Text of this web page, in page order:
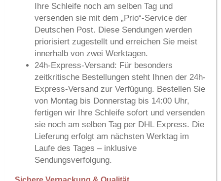
Ihre Schleife noch am selben Tag und
versenden sie mit dem „Prio“-Service der
Deutschen Post. Diese Sendungen werden
priorisiert zugestellt und erreichen Sie meist
innerhalb von zwei Werktagen.
24h-Express-Versand: Für besonders
zeitkritische Bestellungen steht Ihnen der 24h-
Express-Versand zur Verfügung. Bestellen Sie
von Montag bis Donnerstag bis 14:00 Uhr,
fertigen wir Ihre Schleife sofort und versenden
sie noch am selben Tag per DHL Express. Die
Lieferung erfolgt am nächsten Werktag im
Laufe des Tages – inklusive
Sendungsverfolgung.